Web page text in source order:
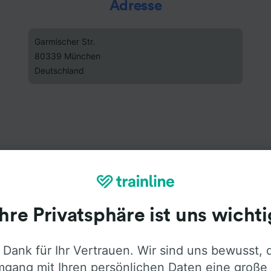
Adresse
Garmischer Str.
80339 München
Deutschland
Ihre Privatsphäre ist uns
für Ihr Vertrauen. Wir sind uns bewusst,
mit Ihren persönlichen Daten eine große